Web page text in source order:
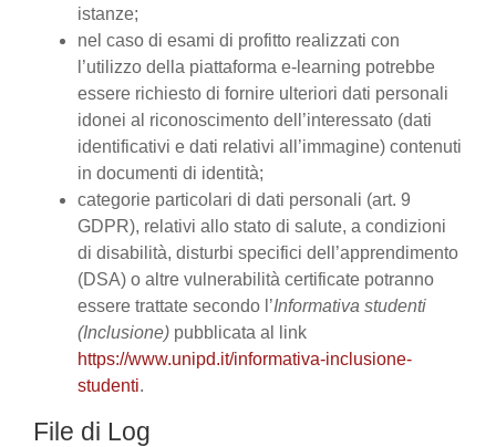
istanze;
nel caso di esami di profitto realizzati con
l’utilizzo della piattaforma e-learning potrebbe
essere richiesto di fornire ulteriori dati personali
idonei al riconoscimento dell’interessato (dati
identificativi e dati relativi all’immagine) contenuti
in documenti di identità;
categorie particolari di dati personali (art. 9
GDPR), relativi allo stato di salute, a condizioni
di disabilità, disturbi specifici dell’apprendimento
(DSA) o altre vulnerabilità certificate potranno
essere trattate secondo l’Informativa studenti
(Inclusione) pubblicata al link
https://www.unipd.it/informativa-inclusione-
studenti.
File di Log